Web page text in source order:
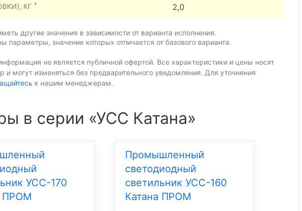
КГ * 2,0
другие значения в зависимости от варианта исполнения.
параметры, значение которых отличается от базового варианта.
не является публичной офертой. Все характеристики и цены носят
и могут изменяться без предварительного уведомления. Для уточнения
к нашим менеджерам.
в серии «УСС Катана»
УСС-170
ПРОМ
Промышленный
светодиодный
светильник УСС-160
Катана ПРОМ